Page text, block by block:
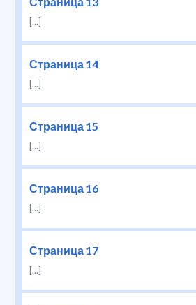
[...]
Страница 14
[...]
Страница 15
[...]
Страница 16
[...]
Страница 17
[...]